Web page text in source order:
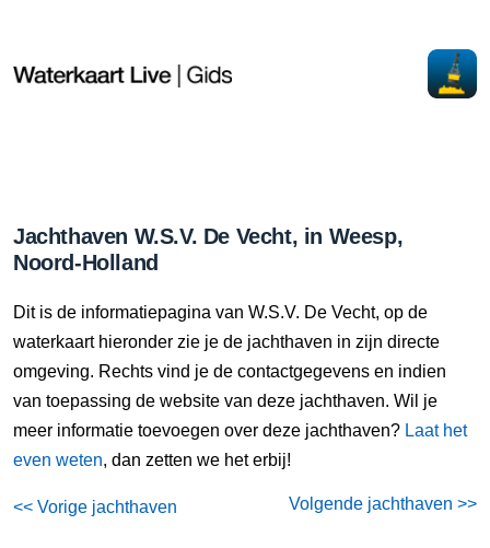
Jachthaven W.S.V. De Vecht, in Weesp,
Noord-Holland
Dit is de informatiepagina van W.S.V. De Vecht, op de
waterkaart hieronder zie je de jachthaven in zijn directe
omgeving. Rechts vind je de contactgegevens en indien
van toepassing de website van deze jachthaven. Wil je
meer informatie toevoegen over deze jachthaven? Laat het
even weten, dan zetten we het erbij!
<< Vorige jachthaven Volgende jachthaven >>